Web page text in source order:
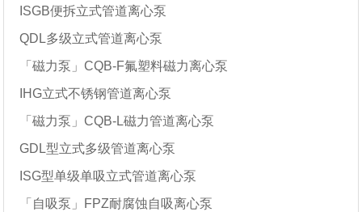
ISGB便拆立式管道离心泵
QDL多级立式管道离心泵
「磁力泵」CQB-F氟塑料磁力离心泵
IHG立式不锈钢管道离心泵
「磁力泵」CQB-L磁力管道离心泵
GDL型立式多级管道离心泵
ISG型单级单吸立式管道离心泵
「自吸泵」FPZ耐腐蚀自吸离心泵